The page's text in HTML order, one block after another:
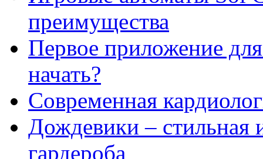
преимущества
Первое приложение
начать?
Современная
Дождевики – стильная
гардероба